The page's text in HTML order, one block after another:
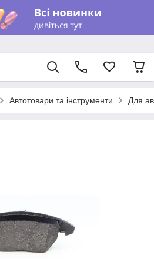
Автотовари та інструменти Для